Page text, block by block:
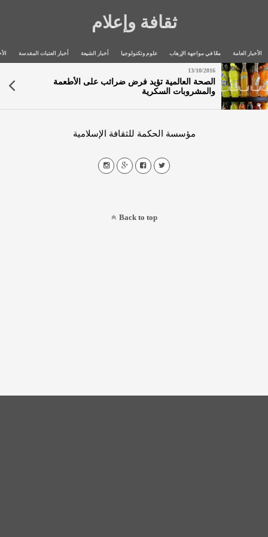
ثقافة وإعلام
الأخبار العامة معًا في مواجهة الإرهاب علوم وتكنولوجيا أخبار الشيعة أخبار العتبات المقدسة
13/10/2016
الصحة العالمية تؤيد فرض ضرائب على الأطعمة
والمشروبات السكرية
مؤسسة الحكمة للثقافة الإسلامية
Back to top